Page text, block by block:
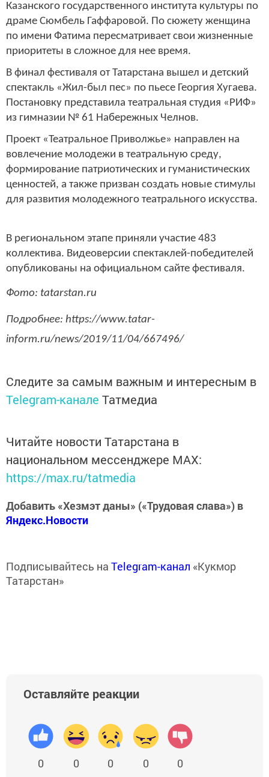
Казанского государственного института культуры по
драме Сюмбель Гаффаровой. По сюжету женщина
по имени Фатима пересматривает свои жизненные
приоритеты в сложное для нее время.
В финал фестиваля от Татарстана вышел и детский
спектакль «Жил-был пес» по пьесе Георгия Хугаева.
Постановку представила театральная студия «РИФ»
из гимназии № 61 Набережных Челнов.
Проект «Театральное Приволжье» направлен на
вовлечение молодежи в театральную среду,
формирование патриотических и гуманистических
ценностей, а также призван создать новые стимулы
для развития молодежного театрального искусства.
В региональном этапе приняли участие 483
коллектива. Видеоверсии спектаклей-победителей
опубликованы на официальном сайте фестиваля.
Фото: tatarstan.ru
Подробнее: https://www.tatar-
inform.ru/news/2019/11/04/667496/
Следите за самым важным и интересным в
Telegram-канале Татмедиа
Читайте новости Татарстана в
национальном мессенджере MАХ:
https://max.ru/tatmedia
Добавить «Хезмэт даны» («Трудовая слава») в
Яндекс.Новости
Подписывайтесь на Telegram-канал «Кукмор
Татарстан»
Оставляйте реакции
0 0 0 0 0